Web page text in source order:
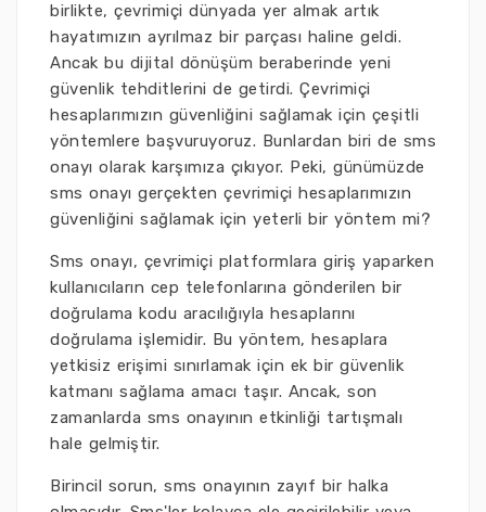
birlikte, çevrimiçi dünyada yer almak artık
hayatımızın ayrılmaz bir parçası haline geldi.
Ancak bu dijital dönüşüm beraberinde yeni
güvenlik tehditlerini de getirdi. Çevrimiçi
hesaplarımızın güvenliğini sağlamak için çeşitli
yöntemlere başvuruyoruz. Bunlardan biri de sms
onayı olarak karşımıza çıkıyor. Peki, günümüzde
sms onayı gerçekten çevrimiçi hesaplarımızın
güvenliğini sağlamak için yeterli bir yöntem mi?
Sms onayı, çevrimiçi platformlara giriş yaparken
kullanıcıların cep telefonlarına gönderilen bir
doğrulama kodu aracılığıyla hesaplarını
doğrulama işlemidir. Bu yöntem, hesaplara
yetkisiz erişimi sınırlamak için ek bir güvenlik
katmanı sağlama amacı taşır. Ancak, son
zamanlarda sms onayının etkinliği tartışmalı
hale gelmiştir.
Birincil sorun, sms onayının zayıf bir halka